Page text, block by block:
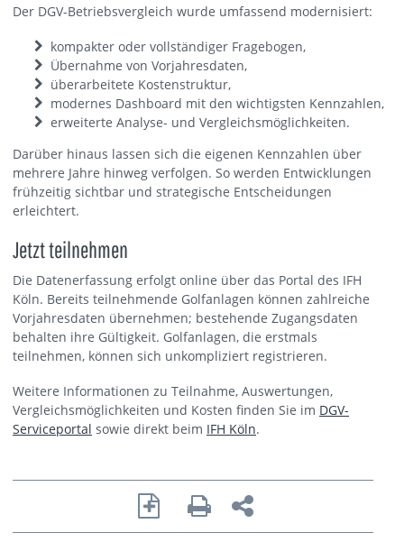
Der DGV-Betriebsvergleich wurde umfassend modernisiert:
kompakter oder vollständiger Fragebogen,
Übernahme von Vorjahresdaten,
überarbeitete Kostenstruktur,
modernes Dashboard mit den wichtigsten Kennzahlen,
erweiterte Analyse- und Vergleichsmöglichkeiten.
Darüber hinaus lassen sich die eigenen Kennzahlen über
mehrere Jahre hinweg verfolgen. So werden Entwicklungen
frühzeitig sichtbar und strategische Entscheidungen
erleichtert.
Jetzt teilnehmen
Die Datenerfassung erfolgt online über das Portal des IFH
Köln. Bereits teilnehmende Golfanlagen können zahlreiche
Vorjahresdaten übernehmen; bestehende Zugangsdaten
behalten ihre Gültigkeit. Golfanlagen, die erstmals
teilnehmen, können sich unkompliziert registrieren.
Weitere Informationen zu Teilnahme, Auswertungen,
Vergleichsmöglichkeiten und Kosten finden Sie im DGV-
Serviceportal sowie direkt beim IFH Köln.